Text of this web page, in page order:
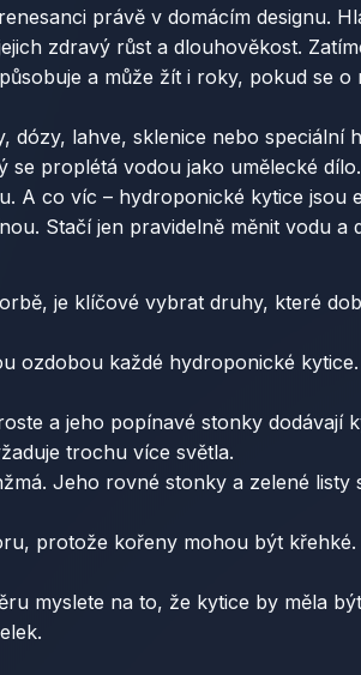
právě v domácím designu.
zdravý růst a dlouhověkost.
a může žít i roky, pokud se o
dózy, lahve, sklenice nebo speciální
proplétá vodou jako umělecké
A co víc – hydroponické kytice jsou
Stačí jen pravidelně měnit vodu a
je klíčové vybrat druhy, které
ozdobou každé hydroponické
a jeho popínavé stonky dodávají
trochu více světla.
Jeho rovné stonky a zelené listy
protože kořeny mohou být křehké.
myslete na to, že kytice by měla